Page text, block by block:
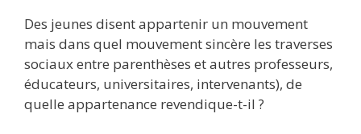
Des jeunes disent appartenir un mouvement
mais dans quel mouvement sincère les traverses
sociaux entre parenthèses et autres professeurs,
éducateurs, universitaires, intervenants), de
quelle appartenance revendique-t-il ?